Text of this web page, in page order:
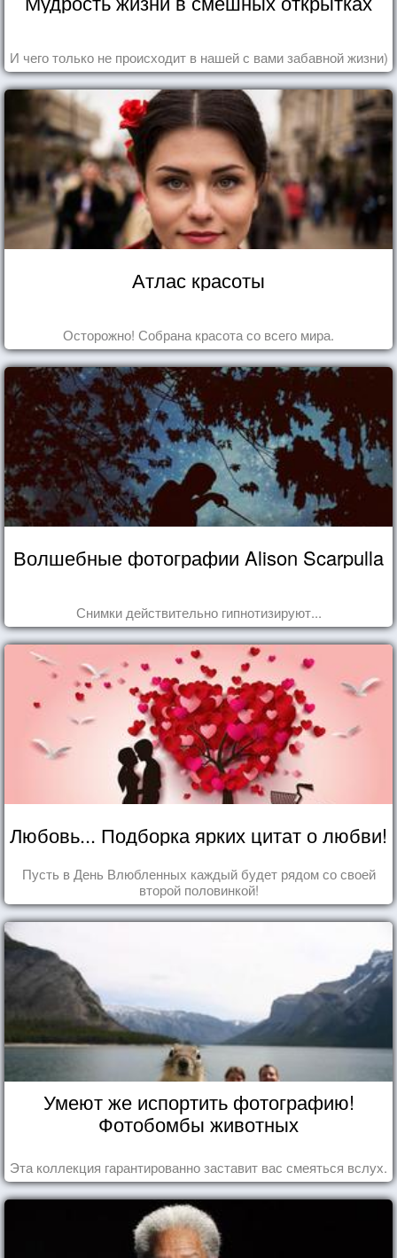
И чего только не происходит в нашей с вами забавной жизни)
Атлас красоты
Осторожно! Собрана красота со всего мира.
Волшебные фотографии Alison Scarpulla
Снимки действительно гипнотизируют...
Любовь... Подборка ярких цитат о любви!
Пусть в День Влюбленных каждый будет рядом со своей
второй половинкой!
Умеют же испортить фотографию!
Фотобомбы животных
Эта коллекция гарантированно заставит вас смеяться вслух.